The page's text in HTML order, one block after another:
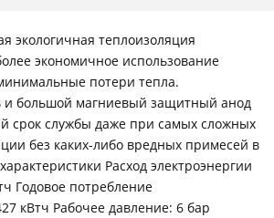
экологичная теплоизоляция
экономичное использование
потери тепла.
и большой магниевый защитный анод
срок службы даже при самых сложных
без каких-либо вредных примесей в
Расход электроэнергии
Годовое потребление
кВтч Рабочее давление: 6 бар